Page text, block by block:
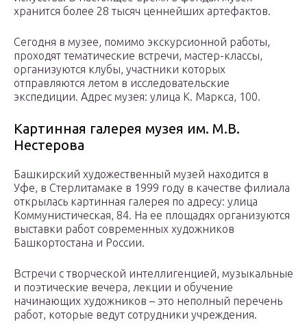
хранится более 28 тысяч ценнейших артефактов.
Сегодня в музее, помимо экскурсионной работы,
проходят тематические встречи, мастер-классы,
организуются клубы, участники которых
отправляются летом в исследовательские
экспедиции. Адрес музея: улица К. Маркса, 100.
Картинная галерея музея им. М.В.
Нестерова
Башкирский художественный музей находится в
Уфе, в Стерлитамаке в 1999 году в качестве филиала
открылась картинная галерея по адресу: улица
Коммунистическая, 84. На ее площадях организуются
выставки работ современных художников
Башкортостана и России.
Встречи с творческой интеллигенцией, музыкальные
и поэтические вечера, лекции и обучение
начинающих художников – это неполный перечень
работ, которые ведут сотрудники учреждения.